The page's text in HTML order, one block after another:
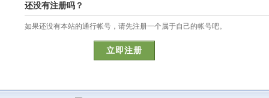
还没有注册吗？
如果还没有本站的通行帐号，请先注册一个属于自己的帐号吧。
立即注册